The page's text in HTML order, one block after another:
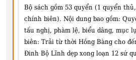
Bộ sách gồm 53 quyển (1 quyển
chính biên). Nội dung bao gồm:
tấu nghị, phàm lệ, biểu dâng, mục
biên: Trải từ thời Hồng Bàng cho
Đinh Bộ Lĩnh dẹp xong loạn 12 sứ